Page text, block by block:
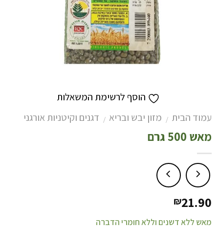
הוסף לרשימת המשאלות
עמוד הבית / מזון יבש ובריא / דגנים וקיטניות אורגני
מאש 500 גרם
₪21.90
מאש ללא דשנים וללא חומרי הדברה